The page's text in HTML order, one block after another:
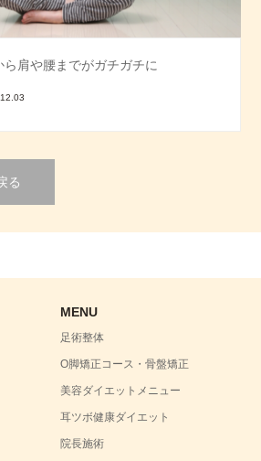
肩や腰までがガチガチに
る
MENU
足術整体
O脚矯正コース・骨盤矯正
美容ダイエットメニュー
耳ツボ健康ダイエット
院長施術